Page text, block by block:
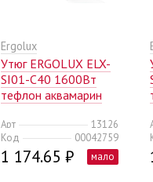
Ergolux
Утюг ERGOLUX ELX-
SI01-C40 1600Вт
тефлон аквамарин
Арт
13126
Код
00042759
1 174.65 ₽ мало